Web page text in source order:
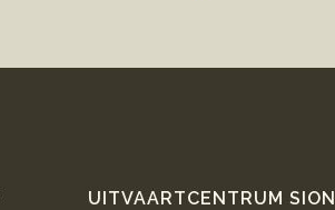
UITVAARTCENTRUM SION